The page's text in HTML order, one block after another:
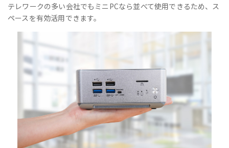
テレワークの多い会社でもミニPCなら並べて使用できるため、ス
ペースを有効活用できます。